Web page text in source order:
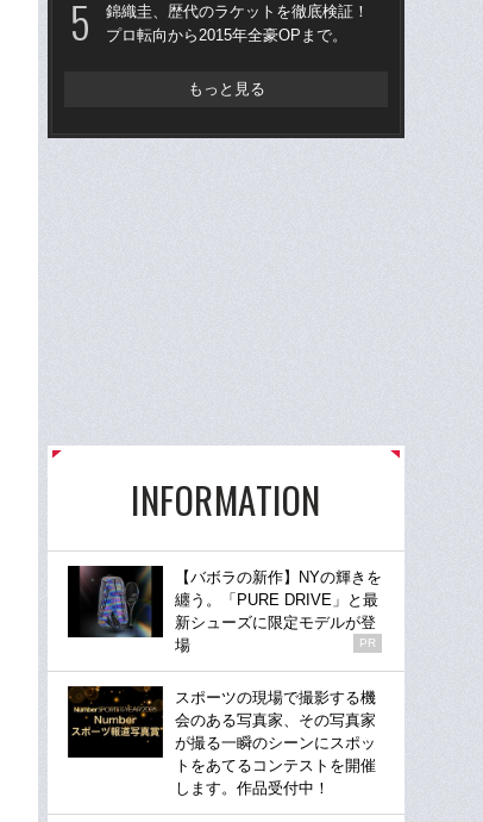
錦織圭、歴代のラケットを徹底検証！
プロ転向から2015年全豪OPまで。
もっと見る
INFORMATION
【バボラの新作】NYの輝きを
纏う。「PURE DRIVE」と最
新シューズに限定モデルが登
場
PR
スポーツの現場で撮影する機
会のある写真家、その写真家
が撮る一瞬のシーンにスポッ
トをあてるコンテストを開催
します。作品受付中！